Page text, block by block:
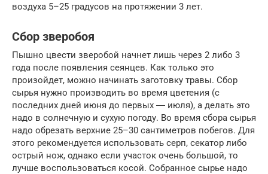
воздуха 5–25 градусов на протяжении 3 лет.
Сбор зверобоя
Пышно цвести зверобой начнет лишь через 2 либо 3
года после появления сеянцев. Как только это
произойдет, можно начинать заготовку травы. Сбор
сырья нужно производить во время цветения (с
последних дней июня до первых ― июля), а делать это
надо в солнечную и сухую погоду. Во время сбора сырья
надо обрезать верхние 25–30 сантиметров побегов. Для
этого рекомендуется использовать серп, секатор либо
острый нож, однако если участок очень большой, то
лучше воспользоваться косой. Собранное сырье надо